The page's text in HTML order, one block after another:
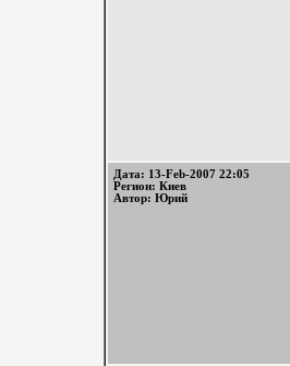
Дата: 13-Feb-2007 22:05
Регион: Киев
Автор: Юрий